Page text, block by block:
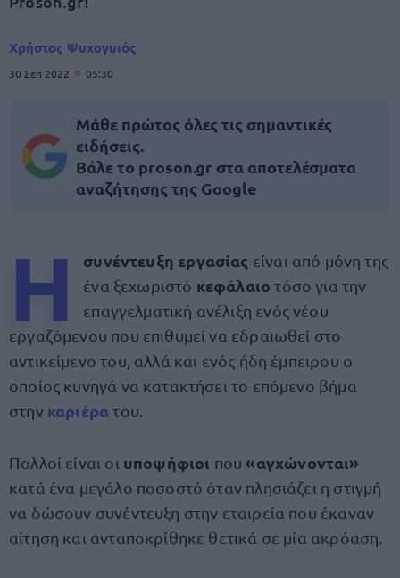
Χρήστος Ψυχογυιός
30 Σεπ 2022 05:30
Μάθε πρώτος όλες τις σημαντικές
ειδήσεις.
Βάλε το proson.gr στα αποτελέσματα
αναζήτησης της Google
Η συνέντευξη εργασίας είναι από μόνη της
ένα ξεχωριστό κεφάλαιοτόσο για την
επαγγελματική ανέλιξη ενός νέου
εργαζόμενου που επιθυμεί να εδραιωθεί στο
αντικείμενο του, αλλά και ενός ήδη έμπειρου ο
οποίος κυνηγά να κατακτήσει το επόμενο βήμα
στην καριέρατου.
Πολλοί είναι οι υποψήφιοι που«αγχώνονται»
κατά ένα μεγάλο ποσοστό όταν πλησιάζει η στιγμή
να δώσουν συνέντευξη στην εταιρεία που έκαναν
αίτηση και ανταποκρίθηκε θετικά σε μία ακρόαση.